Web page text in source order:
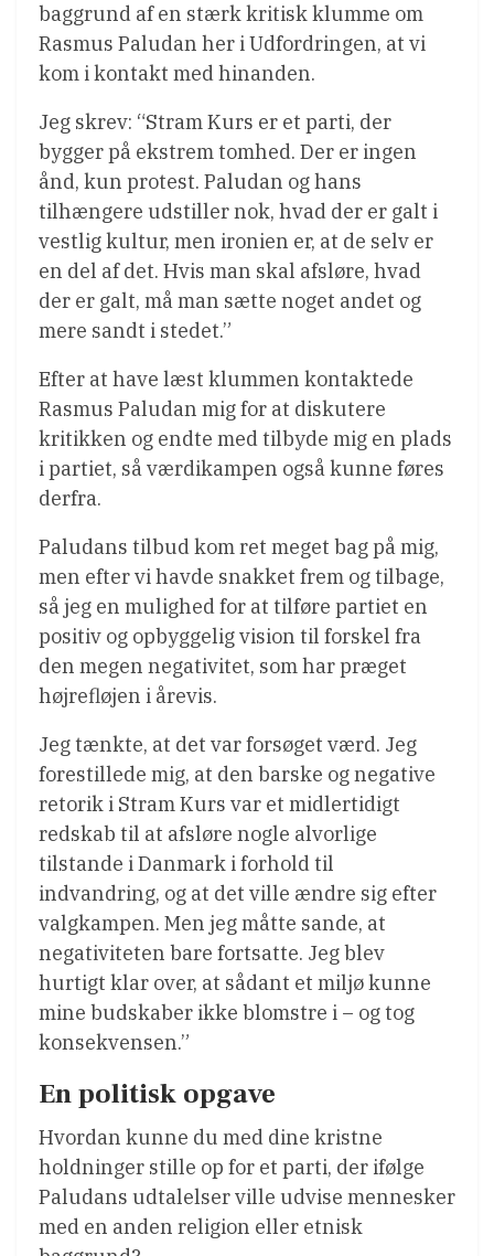
baggrund af en stærk kritisk klumme om
Rasmus Paludan her i Udfordringen, at vi
kom i kontakt med hinanden.
Jeg skrev: “Stram Kurs er et parti, der
bygger på ekstrem tomhed. Der er ingen
ånd, kun protest. Paludan og hans
tilhængere udstiller nok, hvad der er galt i
vestlig kultur, men ironien er, at de selv er
en del af det. Hvis man skal afsløre, hvad
der er galt, må man sætte noget andet og
mere sandt i stedet.”
Efter at have læst klummen kontaktede
Rasmus Paludan mig for at diskutere
kritikken og endte med tilbyde mig en plads
i partiet, så værdikampen også kunne føres
derfra.
Paludans tilbud kom ret meget bag på mig,
men efter vi havde snakket frem og tilbage,
så jeg en mulighed for at tilføre partiet en
positiv og opbyggelig vision til forskel fra
den megen negativitet, som har præget
højrefløjen i årevis.
Jeg tænkte, at det var forsøget værd. Jeg
forestillede mig, at den barske og negative
retorik i Stram Kurs var et midlertidigt
redskab til at afsløre nogle alvorlige
tilstande i Danmark i forhold til
indvandring, og at det ville ændre sig efter
valgkampen. Men jeg måtte sande, at
negativiteten bare fortsatte. Jeg blev
hurtigt klar over, at sådant et miljø kunne
mine budskaber ikke blomstre i – og tog
konsekvensen.”
En politisk opgave
Hvordan kunne du med dine kristne
holdninger stille op for et parti, der ifølge
Paludans udtalelser ville udvise mennesker
med en anden religion eller etnisk